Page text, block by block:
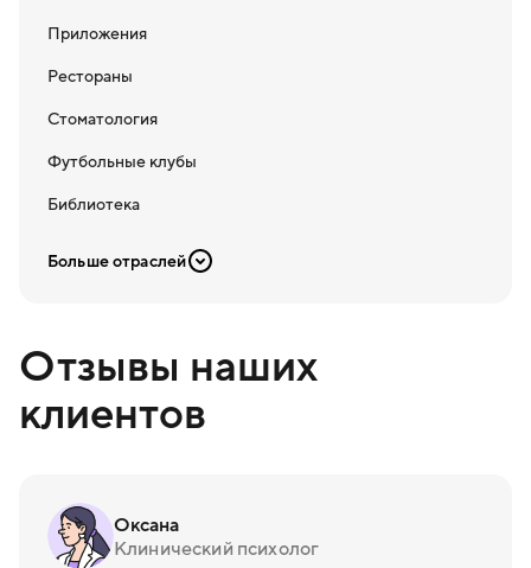
Приложения
Рестораны
Стоматология
Футбольные клубы
Библиотека
Больше отраслей
Отзывы наших
клиентов
Оксана
Клинический психолог